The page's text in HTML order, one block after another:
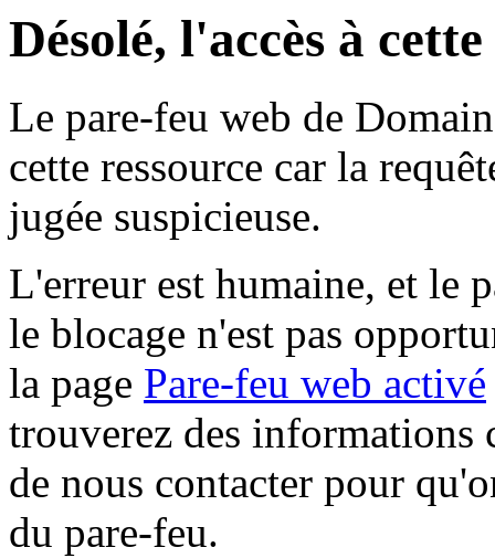
Désolé, l'accès à
Le pare-feu web de
cette ressource car la
jugée suspicieuse.
L'erreur est humaine, et le
le blocage n'est pas
la page Pare-feu web activé
trouverez des informations
de nous contacter pour
du pare-feu.